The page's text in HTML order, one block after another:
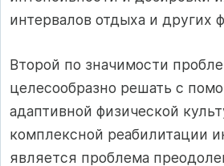
интервалов отдыха и других
Второй по значимости
целесообразно решать с
адаптивной физической
комплексной реабилитации
является проблема